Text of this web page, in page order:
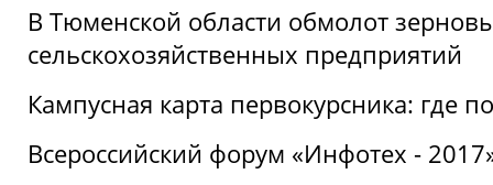
В Тюменской области обмолот
сельскохозяйственных предприятий
Кампусная карта первокурсника: где
Всероссийский форум «Инфотех -